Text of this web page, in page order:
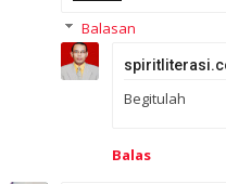
Balasan
Begitulah
Balas